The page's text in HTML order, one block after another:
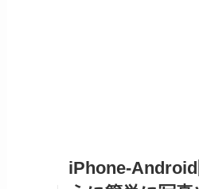
iPhone-